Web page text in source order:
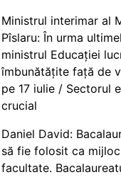
Ministrul interimar al
Pîslaru: În urma
ministrul Educației
îmbunătățite față de
pe 17 iulie / Sectorul
crucial
Daniel David:
să fie folosit ca
facultate.